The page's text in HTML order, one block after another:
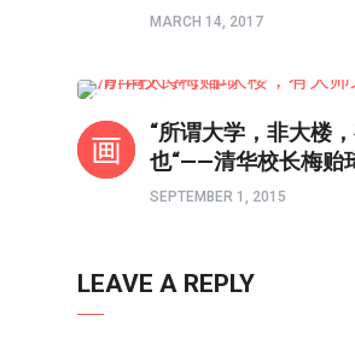
MARCH 14, 2017
“所谓大学，非大楼
也“——清华校长梅贻
SEPTEMBER 1, 2015
LEAVE A REPLY